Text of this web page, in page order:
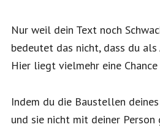
Nur weil dein Text noch
bedeutet das nicht, dass du
Hier liegt vielmehr eine Chance
Indem du die Baustellen
und sie nicht mit deiner